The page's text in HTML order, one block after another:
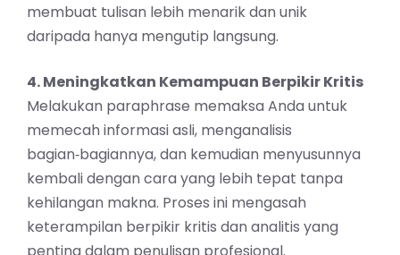
membuat tulisan lebih menarik dan unik
daripada hanya mengutip langsung.
4. Meningkatkan Kemampuan Berpikir Kritis
Melakukan paraphrase memaksa Anda untuk
memecah informasi asli, menganalisis
bagian‑bagiannya, dan kemudian menyusunnya
kembali dengan cara yang lebih tepat tanpa
kehilangan makna. Proses ini mengasah
keterampilan berpikir kritis dan analitis yang
penting dalam penulisan profesional.